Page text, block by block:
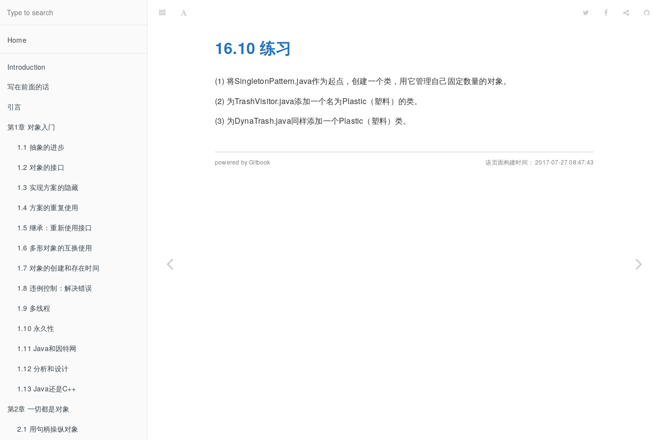
Home
Introduction
写在前面的话
引言
第1章 对象入门
1.1 抽象的进步
1.2 对象的接口
1.3 实现方案的隐藏
1.4 方案的重复使用
1.5 继承：重新使用接口
1.6 多形对象的互换使用
1.7 对象的创建和存在时间
1.8 违例控制：解决错误
1.9 多线程
1.10 永久性
1.11 Java和因特网
1.12 分析和设计
1.13 Java还是C++
第2章 一切都是对象
2.1 用句柄操纵对象
16.10 练习
(1) 将SingletonPattern.java作为起点，创建一个类，用它管理自己固定数量的对象。
(2) 为TrashVisitor.java添加一个名为Plastic（塑料）的类。
(3) 为DynaTrash.java同样添加一个Plastic（塑料）类。
powered by Gitbook 该页面构建时间： 2017-07-27 08:47:43